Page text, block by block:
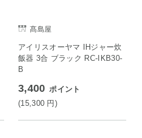
髙島屋
アイリスオーヤマ IHジャー炊
飯器 3合 ブラック RC-IKB30-
B
3,400 ポイント
(15,300 円 )